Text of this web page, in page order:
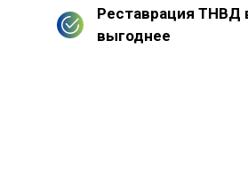
Реставрация ТНВД
выгоднее